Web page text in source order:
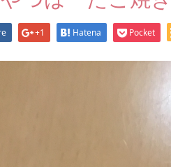
+1 Hatena Pocket